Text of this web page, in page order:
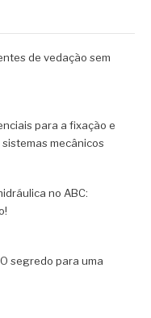
de vedação sem
para a fixação e
mecânicos
no ABC:
segredo para uma